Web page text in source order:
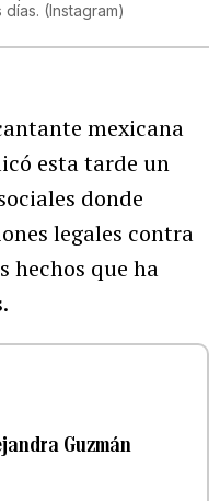
días. (Instagram)
mexicana
esta tarde un
donde
legales contra
hechos que ha
Guzmán